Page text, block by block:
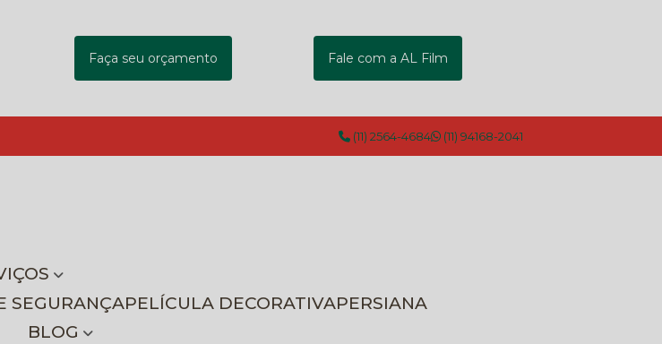
Faça seu orçamento Fale com a AL Film
(11) 2564-4684 (11) 94168-2041
SEGURANÇA PELÍCULA DECORATIVA
PERSIANA
BLOG